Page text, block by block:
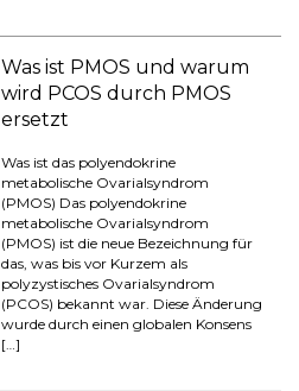
Was ist PMOS und warum
wird PCOS durch PMOS
ersetzt
Was ist das polyendokrine
metabolische Ovarialsyndrom
(PMOS) Das polyendokrine
metabolische Ovarialsyndrom
(PMOS) ist die neue Bezeichnung für
das, was bis vor Kurzem als
polyzystisches Ovarialsyndrom
(PCOS) bekannt war. Diese Änderung
wurde durch einen globalen Konsens
[…]